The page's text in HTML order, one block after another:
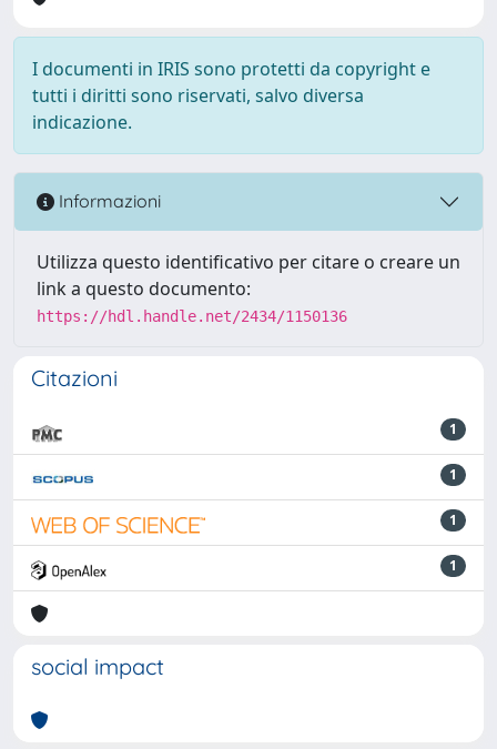
I documenti in IRIS sono protetti da copyright e
tutti i diritti sono riservati, salvo diversa
indicazione.
Informazioni
Utilizza questo identificativo per citare o creare un
link a questo documento:
https://hdl.handle.net/2434/1150136
Citazioni
1
1
1
1
social impact